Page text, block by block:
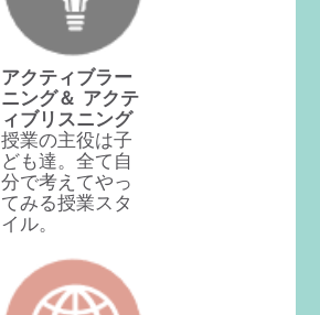
アクティブラー
ニング＆ アクテ
ィブリスニング
授業の主役は子
ども達。全て自
分で考えてやっ
てみる授業スタ
イル。